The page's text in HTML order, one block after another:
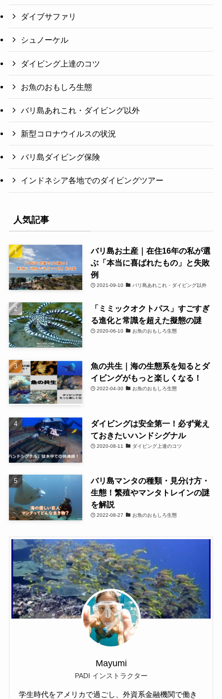
ダイブサファリ
シュノーケル
ダイビング上達のコツ
お魚のおもしろ生態
バリ島あれこれ・ダイビング以外
新型コロナウイルスの状況
バリ島ダイビング保険
インドネシア各地でのダイビングツアー
人気記事
バリ島お土産｜在住16年の私が選
ぶ「本当に喜ばれたもの」と失敗
例
2021-09-10 バリ島あれこれ・ダイビング以外
「ミミックオクトパス」すごすぎ
る進化と常識を超えた擬態の謎
2020-06-10 お魚のおもしろ生態
魚の共生｜海の生態系を知るとダ
イビングがもっと楽しくなる！
2022-04-30 お魚のおもしろ生態
ダイビングは安全第一！必ず覚え
ておきたいハンドシグナル
2020-08-11 ダイビング上達のコツ
バリ島マンタの種類・見分け方・
生態！繁殖やマンタトレインの謎
を解説
2022-08-27 お魚のおもしろ生態
Mayumi
PADI インストラクター
学生時代をアメリカで過ごし、外資系金融機関で働き